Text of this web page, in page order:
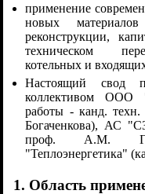
применение
новых
реконструкции,
техническом
котельных и
Настоящий свод
коллективом ООО
работы - канд.
Богаченкова), АС
проф. А.М.
"Теплоэнергетика"
1. Область